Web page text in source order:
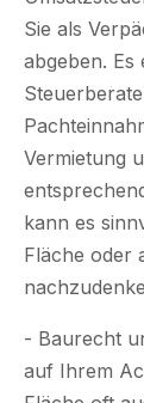
Sie als
abgeben. Es
Vermietung
kann es
Fläche oder
- Baurecht
auf Ihrem